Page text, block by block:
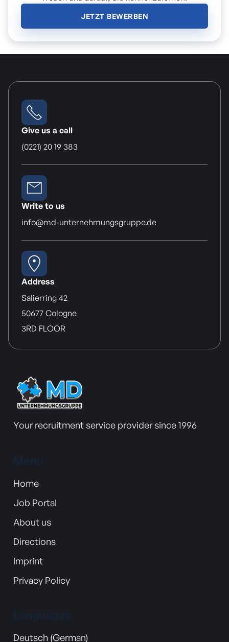
JETZT BEWERBEN
Give us a call
(0221) 20 19 383
Write to us
info@md-unternehmungsgruppe.de
Address
Salierring 42
50677 Cologne
3RD FLOOR
Your recruitment service provider since 1996
Home
Job Portal
About us
Directions
Imprint
Privacy Policy
Deutsch (German)